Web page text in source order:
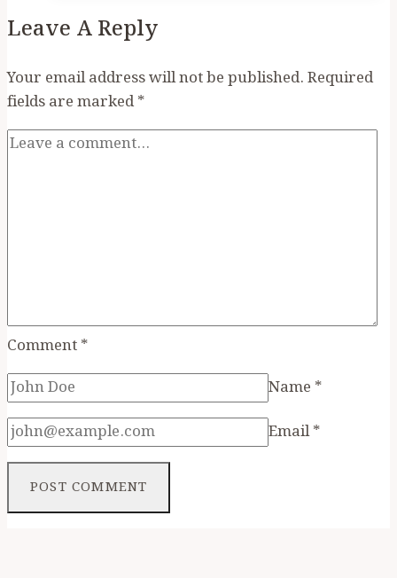
আর
বাঁচতে
চাই
Leave A Reply
Your email address will not be published.Required
fields are marked*
Comment*
Name *
Email*